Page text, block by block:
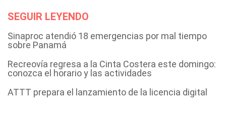
SEGUIR LEYENDO
Sinaproc atendió 18 emergencias por mal tiempo
sobre Panamá
Recreovía regresa a la Cinta Costera este domingo:
conozca el horario y las actividades
ATTT prepara el lanzamiento de la licencia digital